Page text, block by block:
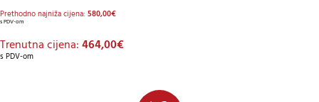
Prethodno najniža cijena: 580,00€
s PDV-om
Trenutna cijena:464,00€
s PDV-om